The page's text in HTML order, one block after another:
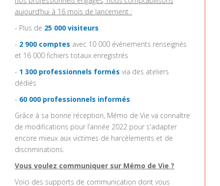
aujourd’hui à 16 mois de lancement :
- Plus de 25 000 visiteurs
- 2 900 comptes avec 10 000 évènements renseignés
et 16 000 fichiers totaux enregistrés
- 1 300 professionnels formés via des ateliers
dédiés
- 60 000 professionnels informés
Grâce à sa bonne réception, Mémo de Vie va connaître
de modifications pour l’année 2022 pour s'adapter
encore mieux aux victimes de harcèlements et de
discriminations.
Vous voulez communiquer sur Mémo de Vie ?
Voici des supports de communication dont vous